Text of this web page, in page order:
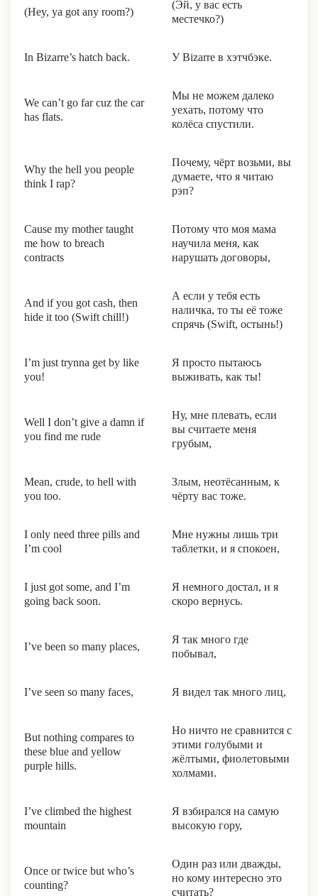
(Hey, ya got any room?)
(Эй, у вас есть
местечко?)
In Bizarre’s hatch back. У Bizarre в хэтчбэке.
We can’t go far cuz the car
has flats.
Мы не можем далеко
уехать, потому что
колёса спустили.
Why the hell you people
think I rap?
Почему, чёрт возьми, вы
думаете, что я читаю
рэп?
Cause my mother taught
me how to breach
contracts
Потому что моя мама
научила меня, как
нарушать договоры,
And if you got cash, then
hide it too (Swift chill!)
А если у тебя есть
наличка, то ты её тоже
спрячь (Swift, остынь!)
I’m just trynna get by like
you!
Я просто пытаюсь
выживать, как ты!
Well I don’t give a damn if
you find me rude
Ну, мне плевать, если
вы считаете меня
грубым,
Mean, crude, to hell with
you too.
Злым, неотёсанным, к
чёрту вас тоже.
I only need three pills and
I’m cool
Мне нужны лишь три
таблетки, и я спокоен,
I just got some, and I’m
going back soon.
Я немного достал, и я
скоро вернусь.
I’ve been so many places,
Я так много где
побывал,
I’ve seen so many faces, Я видел так много лиц,
But nothing compares to
these blue and yellow
purple hills.
Но ничто не сравнится с
этими голубыми и
жёлтыми, фиолетовыми
холмами.
I’ve climbed the highest
mountain
Я взбирался на самую
высокую гору,
Once or twice but who’s
counting?
Один раз или дважды,
но кому интересно это
считать?